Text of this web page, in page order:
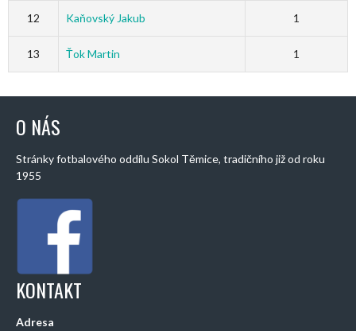
12 Kaňovský Jakub 1
13 Ťok Martin 1
O NÁS
Stránky fotbalového oddílu Sokol Těmice, tradičního již od roku
1955
KONTAKT
Adresa